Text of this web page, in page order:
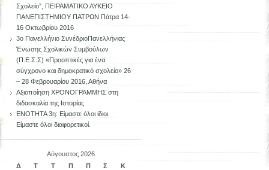
Σχολείο”, ΠΕΙΡΑΜΑΤΙΚΟ ΛΥΚΕΙΟ
ΠΑΝΕΠΙΣΤΗΜΙΟΥ ΠΑΤΡΩΝ Πάτρα 14-
16 Οκτωβρίου 2016
3ο Πανελλήνιο ΣυνέδριοΠανελλήνιας
Ένωσης Σχολικών Συμβούλων
(Π.Ε.Σ.Σ) «Προοπτικές για ένα
σύγχρονο και δημοκρατικό σχολείο» 26
– 28 Φεβρουαρίου 2016, Αθήνα
Αξιοποίηση ΧΡΟΝΟΓΡΑΜΜΗΣ στη
διδασκαλία της Ιστορίας
ΕΝΟΤΗΤΑ 3η: Είμαστε όλοι ίδιοι.
Είμαστε όλοι διαφορετικοί.
Αύγουστος 2026
Δ
Τ Τ Π Π Σ
Κ